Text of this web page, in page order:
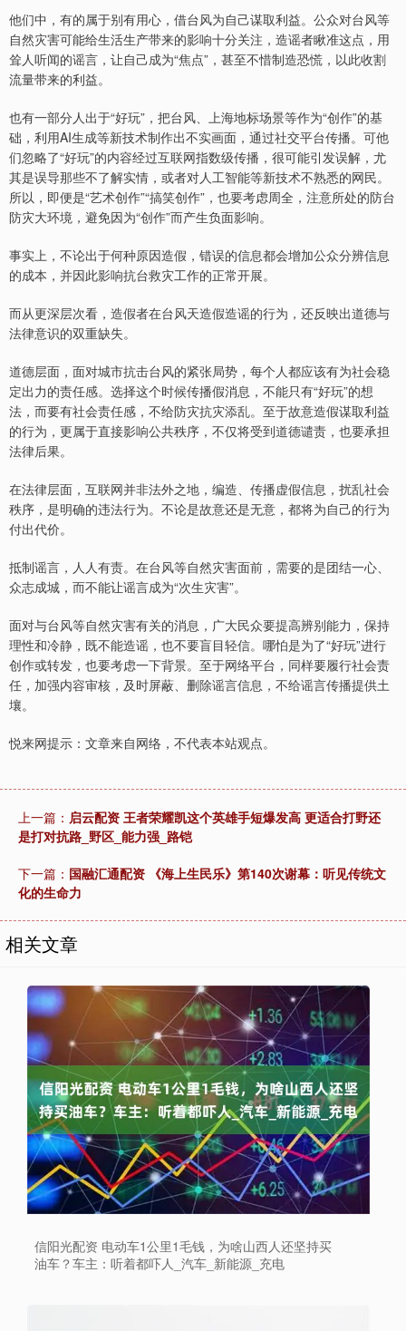
他们中，有的属于别有用心，借台风为自己谋取利益。公众对台风等
自然灾害可能给生活生产带来的影响十分关注，造谣者瞅准这点，用
耸人听闻的谣言，让自己成为“焦点”，甚至不惜制造恐慌，以此收割
流量带来的利益。
也有一部分人出于“好玩”，把台风、上海地标场景等作为“创作”的基
础，利用AI生成等新技术制作出不实画面，通过社交平台传播。可他
们忽略了“好玩”的内容经过互联网指数级传播，很可能引发误解，尤
其是误导那些不了解实情，或者对人工智能等新技术不熟悉的网民。
所以，即便是“艺术创作”“搞笑创作”，也要考虑周全，注意所处的防台
防灾大环境，避免因为“创作”而产生负面影响。
事实上，不论出于何种原因造假，错误的信息都会增加公众分辨信息
的成本，并因此影响抗台救灾工作的正常开展。
而从更深层次看，造假者在台风天造假造谣的行为，还反映出道德与
法律意识的双重缺失。
道德层面，面对城市抗击台风的紧张局势，每个人都应该有为社会稳
定出力的责任感。选择这个时候传播假消息，不能只有“好玩”的想
法，而要有社会责任感，不给防灾抗灾添乱。至于故意造假谋取利益
的行为，更属于直接影响公共秩序，不仅将受到道德谴责，也要承担
法律后果。
在法律层面，互联网并非法外之地，编造、传播虚假信息，扰乱社会
秩序，是明确的违法行为。不论是故意还是无意，都将为自己的行为
付出代价。
抵制谣言，人人有责。在台风等自然灾害面前，需要的是团结一心、
众志成城，而不能让谣言成为“次生灾害”。
面对与台风等自然灾害有关的消息，广大民众要提高辨别能力，保持
理性和冷静，既不能造谣，也不要盲目轻信。哪怕是为了“好玩”进行
创作或转发，也要考虑一下背景。至于网络平台，同样要履行社会责
任，加强内容审核，及时屏蔽、删除谣言信息，不给谣言传播提供土
壤。
悦来网提示：文章来自网络，不代表本站观点。
上一篇： 启云配资 王者荣耀凯这个英雄手短爆发高 更适合打野还
是打对抗路_野区_能力强_路铠
下一篇： 国融汇通配资 《海上生民乐》第140次谢幕：听见传统文
化的生命力
相关文章
信阳光配资 电动车1公里1毛钱，为啥山西人还坚持买
油车？车主：听着都吓人_汽车_新能源_充电